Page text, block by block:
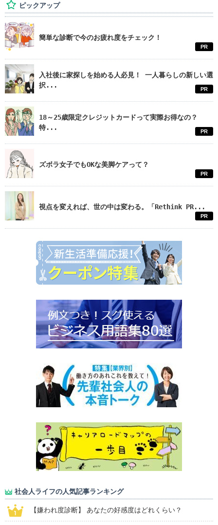
ピックアップ
簡単な診断で今のお疲れ度をチェック！
PR
入社後に家探しを始める人必見！ 一人暮らしの新しい選
択...
PR
18～25歳限定クレジットカードって実際お得なの？
特...
PR
ズボラ女子でもOKな美脚ケアって？
PR
視点を変えれば、世の中は変わる。「Rethink PR...
PR
社会人ライフの人気記事ランキング
【嫌われ度診断】 あなたの好感度はどれくらい？